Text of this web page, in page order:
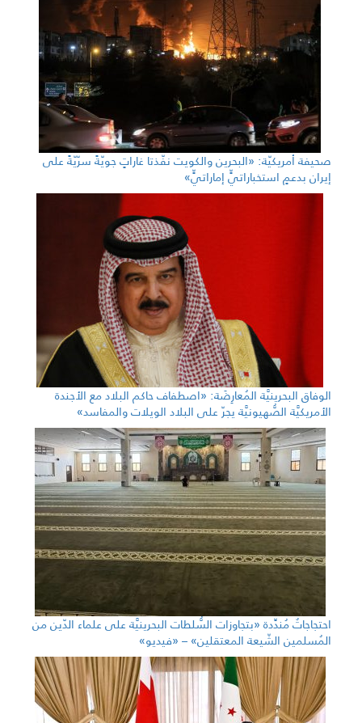
صحيفة أمريكيّة: «البحرين والكويت نفّذتا غاراتٍ جويّةً سرّيّةً على
إيران بدعمٍ استخباراتيٍّ إماراتيٍّ»
الوفاق البحرينيَّة المُعارِضَة: «اصطفاف حاكم البلاد مع الأجندة
الأمريكيَّة الصُّهيونيَّة يجرّ على البلاد الويلات والمفاسد»
احتجاجاتٌ مُندِّدة «بتجاوزات السُّلطات البحرينيَّة على علماء الدّين من
المُسلمين الشّيعة المعتقلين» – «فيديو»